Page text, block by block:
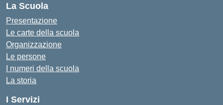
La Scuola
Presentazione
Le carte della scuola
Organizzazione
Le persone
I numeri della scuola
La storia
I Servizi